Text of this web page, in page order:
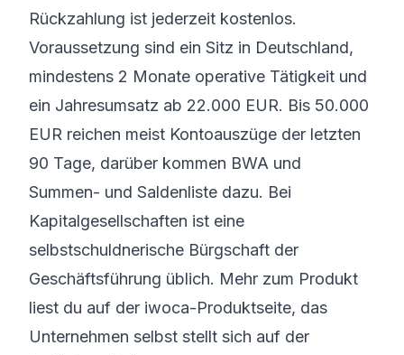
Rückzahlung ist jederzeit kostenlos.
Voraussetzung sind ein Sitz in Deutschland,
mindestens 2 Monate operative Tätigkeit und
ein Jahresumsatz ab 22.000 EUR. Bis 50.000
EUR reichen meist Kontoauszüge der letzten
90 Tage, darüber kommen BWA und
Summen- und Saldenliste dazu. Bei
Kapitalgesellschaften ist eine
selbstschuldnerische Bürgschaft der
Geschäftsführung üblich. Mehr zum Produkt
liest du auf der iwoca-Produktseite, das
Unternehmen selbst stellt sich auf der